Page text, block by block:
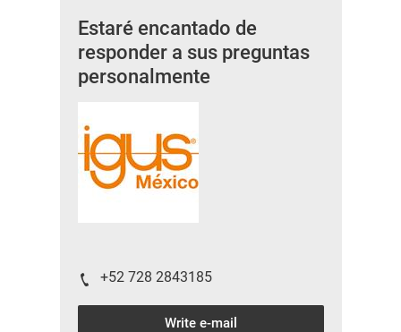
Estaré encantado de
responder a sus preguntas
personalmente
+52 728 2843185
Write e-mail